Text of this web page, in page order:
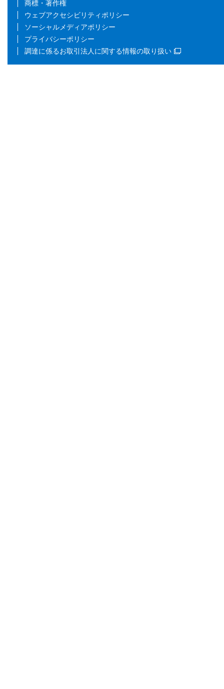
商標・著作権
ウェブアクセシビリティポリシー
ソーシャルメディアポリシー
プライバシーポリシー
調達に係るお取引法人に関する情報の取り扱い